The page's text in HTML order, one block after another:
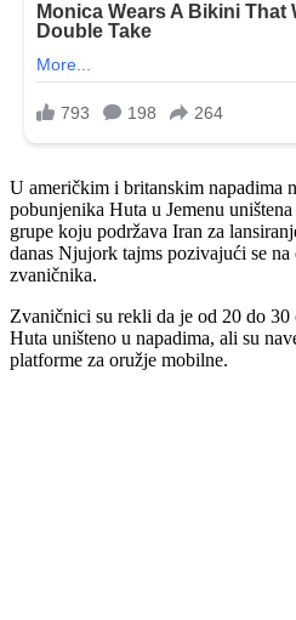
U američkim i britanskim napadima
pobunjenika Huta u Jemenu
grupe koju podržava Iran za
danas Njujork tajms pozivajući se
zvaničnika.
Zvaničnici su rekli da je od 20 do
Huta uništeno u napadima, ali su
platforme za oružje mobilne.